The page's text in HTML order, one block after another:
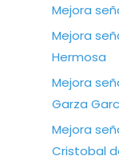
Mejora
Mejora
Hermosa
Mejora
Garza
Mejora
Cristobal